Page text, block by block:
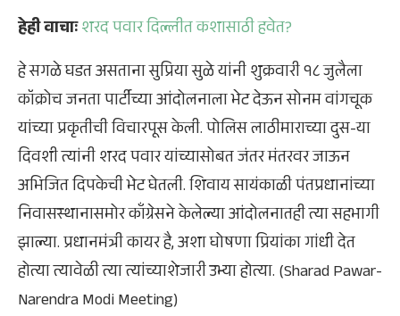
हेही वाचाःशरद पवार दिल्लीत कशासाठी हवेत?
हे सगळे घडत असताना सुप्रिया सुळे यांनी शुक्रवारी १८ जुलैला
कॉक्रोच जनता पार्टीच्या आंदोलनाला भेट देऊन सोनम वांगचूक
यांच्या प्रकृतीची विचारपूस केली. पोलिस लाठीमाराच्या दुस-या
दिवशी त्यांनी शरद पवार यांच्यासोबत जंतर मंतरवर जाऊन
अभिजित दिपकेची भेट घेतली. शिवाय सायंकाळी पंतप्रधानांच्या
निवासस्थानासमोर काँग्रेसने केलेल्या आंदोलनातही त्या सहभागी
झाल्या. प्रधानमंत्री कायर है, अशा घोषणा प्रियांका गांधी देत
होत्या त्यावेळी त्या त्यांच्याशेजारी उभ्या होत्या. (Sharad Pawar-
Narendra Modi Meeting)